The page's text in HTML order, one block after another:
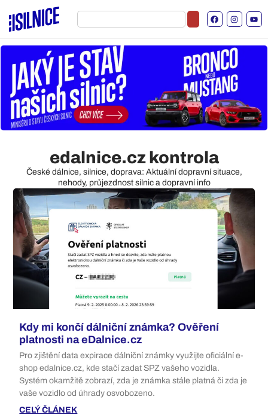
edalnice.cz kontrola
České dálnice, silnice, doprava: Aktuální dopravní situace,
nehody, průjezdnost silnic a dopravní info
Kdy mi končí dálniční známka? Ověření
platnosti na eDalnice.cz
Pro zjištění data expirace dálniční známky využijte oficiální e-
shop edalnice.cz, kde stačí zadat SPZ vašeho vozidla.
Systém okamžitě zobrazí, zda je známka stále platná či zda je
vaše vozidlo od úhrady osvobozeno.
CELÝ ČLÁNEK